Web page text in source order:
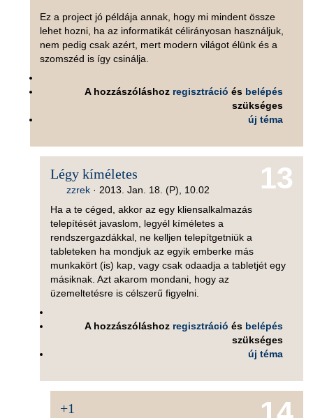
Ez a project jó példája annak, hogy mi mindent össze
lehet hozni, ha az informatikát célirányosan használjuk,
nem pedig csak azért, mert modern világot élünk és a
szomszéd is így csinálja.
A hozzászóláshoz regisztráció és belépés
szükséges
új téma
13
Légy kíméletes
zzrek ·2013. Jan. 18. (P), 10.02
Ha a te céged, akkor az egy kliensalkalmazás
telepítését javaslom, legyél kíméletes a
rendszergazdákkal, ne kelljen telepítgetniük a
tableteken ha mondjuk az egyik emberke más
munkakört (is) kap, vagy csak odaadja a tabletjét egy
másiknak. Azt akarom mondani, hogy az
üzemeltetésre is célszerű figyelni.
A hozzászóláshoz regisztráció és belépés
szükséges
új téma
+1